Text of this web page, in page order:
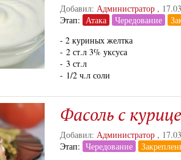
Добавил: Администратор ,
Этап: Атака Чередование
- 2 куриных желтка
- 2 ст.л 3% уксуса
- 3 ст.л
- 1/2 ч.л соли
Фасоль с
Добавил: Администратор ,
Этап: Чередование